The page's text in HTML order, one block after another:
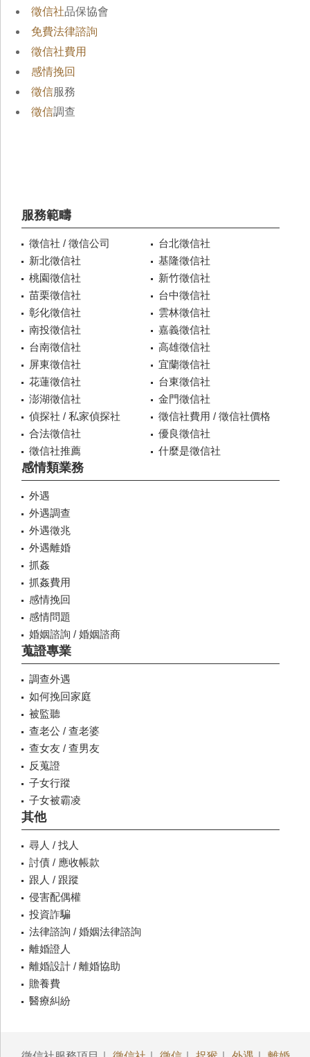
徵信社品保協會
免費法律諮詢
徵信社費用
感情挽回
徵信服務
徵信調查
服務範疇
徵信社 / 徵信公司
台北徵信社
新北徵信社
基隆徵信社
桃園徵信社
新竹徵信社
苗栗徵信社
台中徵信社
彰化徵信社
雲林徵信社
南投徵信社
嘉義徵信社
台南徵信社
高雄徵信社
屏東徵信社
宜蘭徵信社
花蓮徵信社
台東徵信社
澎湖徵信社
金門徵信社
偵探社 / 私家偵探社
徵信社費用 / 徵信社價格
合法徵信社
優良徵信社
徵信社推薦
什麼是徵信社
感情類業務
外遇
外遇調查
外遇徵兆
外遇離婚
抓姦
抓姦費用
感情挽回
感情問題
婚姻諮詢 / 婚姻諮商
蒐證專業
調查外遇
如何挽回家庭
被監聽
查老公 / 查老婆
查女友 / 查男友
反蒐證
子女行蹤
子女被霸凌
其他
尋人 / 找人
討債 / 應收帳款
跟人 / 跟蹤
侵害配偶權
投資詐騙
法律諮詢 / 婚姻法律諮詢
離婚證人
離婚設計 / 離婚協助
贍養費
醫療糾紛